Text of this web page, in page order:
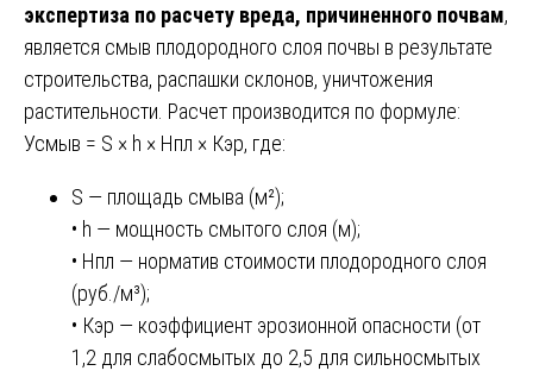
экспертиза по расчету вреда, причиненного почвам,
является смыв плодородного слоя почвы в результате
строительства, распашки склонов, уничтожения
растительности. Расчет производится по формуле:
Усмыв = S × h × Нпл × Кэр, где:
S — площадь смыва (м²);
• h — мощность смытого слоя (м);
• Нпл — норматив стоимости плодородного слоя
(руб./м³);
• Кэр — коэффициент эрозионной опасности (от
1,2 для слабосмытых до 2,5 для сильносмытых